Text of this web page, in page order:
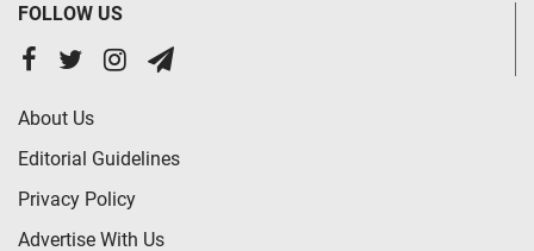
FOLLOW US
About Us
Editorial Guidelines
Privacy Policy
Advertise With Us